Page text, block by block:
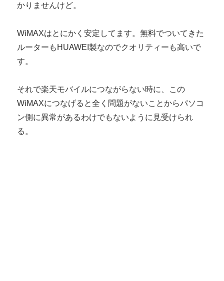
かりませんけど。
WiMAXはとにかく安定してます。無料でついてきた
ルーターもHUAWEI製なのでクオリティーも高いで
す。
それで楽天モバイルにつながらない時に、この
WiMAXにつなげると全く問題がないことからパソコ
ン側に異常があるわけでもないように見受けられ
る。